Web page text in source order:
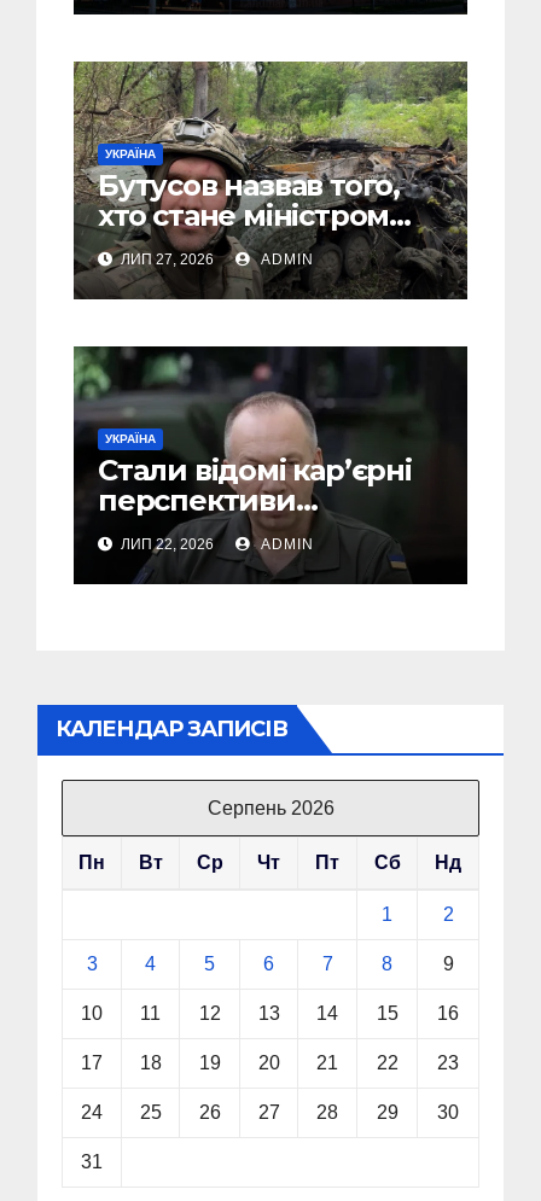
атмосферою
УКРАЇНА
Бутусов назвав того,
хто стане міністром
оборони України, і
пояснив, чому інакше
не може бути
ЛИП 27, 2026 ADMIN
УКРАЇНА
Стали відомі кар’єрні
перспективи
Сирського після
звільнення з посади
Головкому ВСУ
ЛИП 22, 2026 ADMIN
КАЛЕНДАР ЗАПИСІВ
Серпень 2026
Пн Вт Ср Чт Пт Сб Нд
1 2
3 4 5 6 7 8 9
10 11 12 13 14 15 16
17 18 19 20 21 22 23
24 25 26 27 28 29 30
31